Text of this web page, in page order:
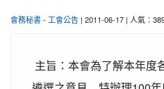
會務秘書- 工會公告 | 2011-06-17 | 人氣：
主旨：本會為了解本年度